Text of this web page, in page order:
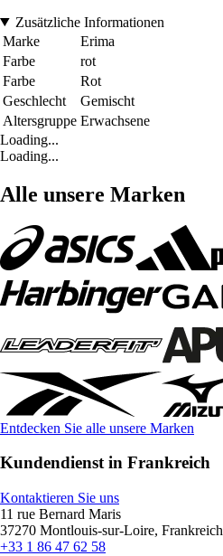
Zusätzliche Informationen
Marke
Erima
Farbe
rot
Farbe
Rot
Geschlecht
Gemischt
Altersgruppe Erwachsene
Loading...
Loading...
Alle unsere Marken
Entdecken Sie alle unsere Marken
Kundendienst in Frankreich
Kontaktieren Sie uns
11 rue Bernard Maris
37270 Montlouis-sur-Loire, Frankreich
+33 1 86 47 62 58